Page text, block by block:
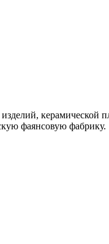
керамической
фаянсовую фабрику.